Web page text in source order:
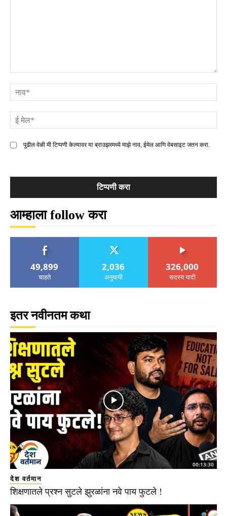
पुढील वेळी मी टिप्पणी केल्यावर या ब्राउझरमध्ये माझे नाव, ईमेल आणि वेबसाइट जतन करा.
आम्हाला follow करा
49,899
चाहते
2,036
अनुयायी
326,000
सदस्य यादी
इतर नवीनतम कथा
00:13:30
देश वर्तमान
शिक्षणातले प्रश्न सुटले झुरळांना नवे पाय फुटले !